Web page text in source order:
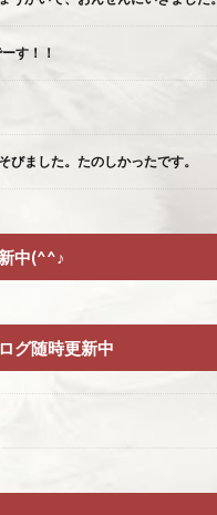
す！！
びました。たのしかったです。
中(^^♪
グ随時更新中